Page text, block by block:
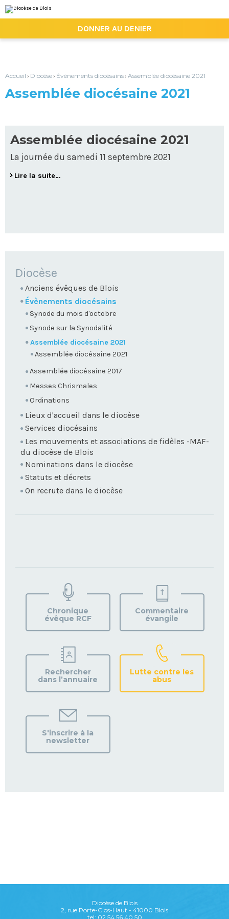
au
contenu.
la
personnels
DONNER AU DENIER
Accueil › Diocèse› Évènements diocésains› Assemblée diocésaine 2021
Assemblée diocésaine 2021
Assemblée diocésaine 2021
La journée du samedi 11 septembre 2021
Lire la suite…
NAVIGATION
Diocèse
Anciens évêques de Blois
Évènements diocésains
Synode du mois d'octobre
Synode sur la Synodalité
Assemblée diocésaine 2021
Assemblée diocésaine 2021
Assemblée diocésaine 2017
Messes Chrismales
Ordinations
Lieux d'accueil dans le diocèse
Services diocésains
Les mouvements et associations de fidèles -MAF-
du diocèse de Blois
Nominations dans le diocèse
Statuts et décrets
On recrute dans le diocèse
VOTRE
PAROISSE
Chronique
évêque RCF
Commentaire
évangile
Rechercher
dans l’annuaire
Lutte contre les
abus
S'inscrire à la
newsletter
Diocèse de Blois
2, rue Porte-Clos-Haut - 41000 Blois
tel: 02 54 56 40 50